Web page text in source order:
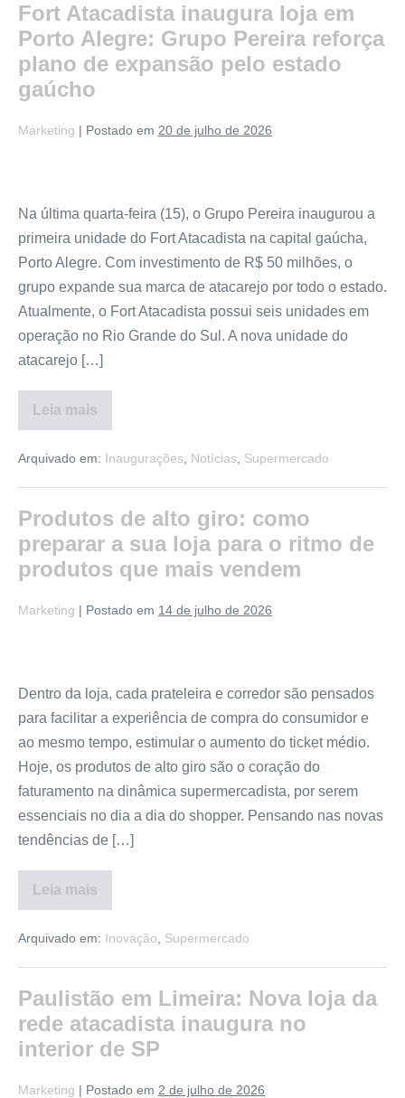
Fort Atacadista inaugura loja em
Porto Alegre: Grupo Pereira reforça
plano de expansão pelo estado
gaúcho
Marketing | Postado em 20 de julho de 2026
Na última quarta-feira (15), o Grupo Pereira inaugurou a
primeira unidade do Fort Atacadista na capital gaúcha,
Porto Alegre. Com investimento de R$ 50 milhões, o
grupo expande sua marca de atacarejo por todo o estado.
Atualmente, o Fort Atacadista possui seis unidades em
operação no Rio Grande do Sul. A nova unidade do
atacarejo […]
Leia mais
Arquivado em: Inaugurações Notícias Supermercado
Produtos de alto giro: como
preparar a sua loja para o ritmo de
produtos que mais vendem
Marketing | Postado em 14 de julho de 2026
Dentro da loja, cada prateleira e corredor são pensados
para facilitar a experiência de compra do consumidor e
ao mesmo tempo, estimular o aumento do ticket médio.
Hoje, os produtos de alto giro são o coração do
faturamento na dinâmica supermercadista, por serem
essenciais no dia a dia do shopper. Pensando nas novas
tendências de […]
Leia mais
Arquivado em: Inovação Supermercado
Paulistão em Limeira: Nova loja da
rede atacadista inaugura no
interior de SP
Marketing | Postado em 2 de julho de 2026